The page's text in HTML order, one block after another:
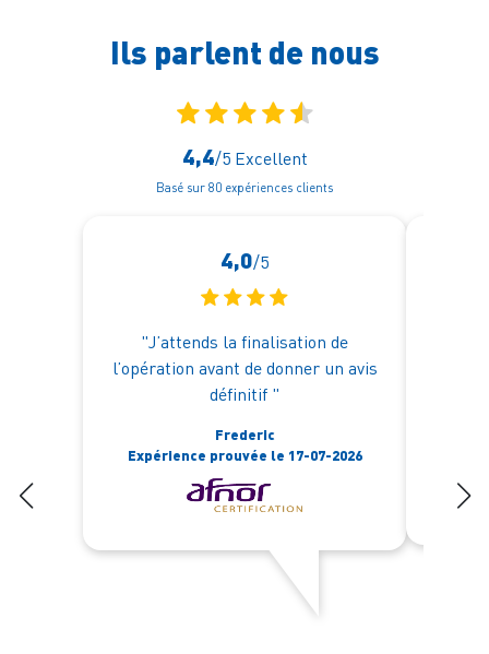
Ils parlent de nous
4,4/5 Excellent
Basé sur 80 expériences clients
4,0/5
"J’attends la finalisation de
l’opération avant de donner un avis
définitif "
Frederic
Expérience prouvée le 17-07-2026